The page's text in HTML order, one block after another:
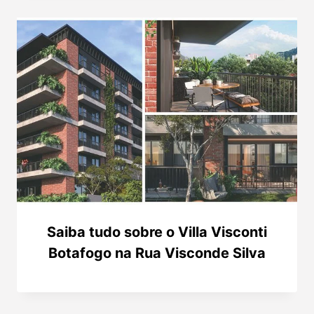
Saiba tudo sobre o Villa Visconti
Botafogo na Rua Visconde Silva